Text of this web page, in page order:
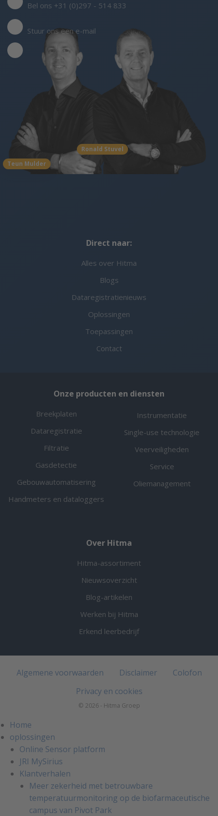
Teun Mulder
Ronald Stuvel
Bel ons +31 (0)297 - 514 833
Stuur ons een e-mail
Direct naar:
Alles over Hitma
Blogs
Dataregistratienieuws
Oplossingen
Toepassingen
Contact
Onze producten en diensten
Breekplaten
Dataregistratie
Filtratie
Gasdetectie
Gebouwautomatisering
Handmeters en dataloggers
Instrumentatie
Single-use technologie
Veerveiligheden
Service
Oliemanagement
Over Hitma
Hitma-assortiment
Nieuwsoverzicht
Blog-artikelen
Werken bij Hitma
Erkend leerbedrijf
Algemene voorwaarden Disclaimer
Colofon
Privacy en cookies
© 2026 - Hitma Groep
Home
oplossingen
Online Sensor platform
JRI MySirius
Klantverhalen
Meer zekerheid met betrouwbare
temperatuurmonitoring op de biofarmaceutische
campus van Pivot Park